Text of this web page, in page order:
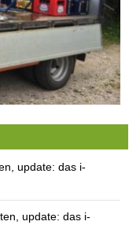
Windkraft Welthandel Gartenbau – Hereinbrechende kleine Meldungen zu großen Themen
update: das i-
update: das i-